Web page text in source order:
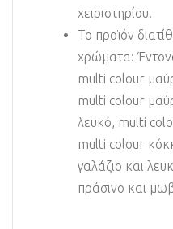
χειριστηρίου.
Το προϊόν
χρώματα:
multi colour
multi colour
λευκό, multi
multi colour
γαλάζιο και
πράσινο και